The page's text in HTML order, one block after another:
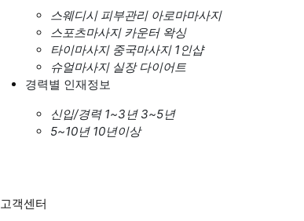
스웨디시 피부관리 아로마마사지
스포츠마사지 카운터 왁싱
타이마사지 중국마사지 1인샵
슈얼마사지 실장 다이어트
경력별 인재정보
신입/경력 1~3년 3~5년
5~10년 10년이상
고객센터